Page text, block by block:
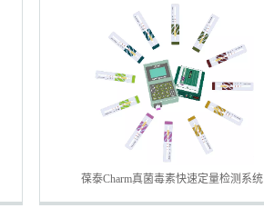
葆泰Charm真菌毒素快速定量检测系统